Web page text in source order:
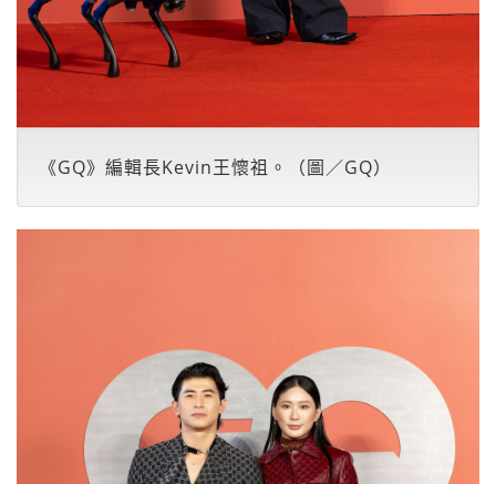
《GQ》編輯長Kevin王懷祖。（圖／GQ）